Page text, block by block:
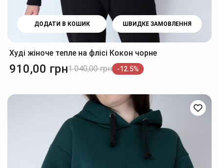
ДОДАТИ В КОШИК ШВИДКЕ ЗАМОВЛЕННЯ
Худі жіноче тепле на флісі Кокон чорне
910,00 грн1 040,00 грн -12.5%